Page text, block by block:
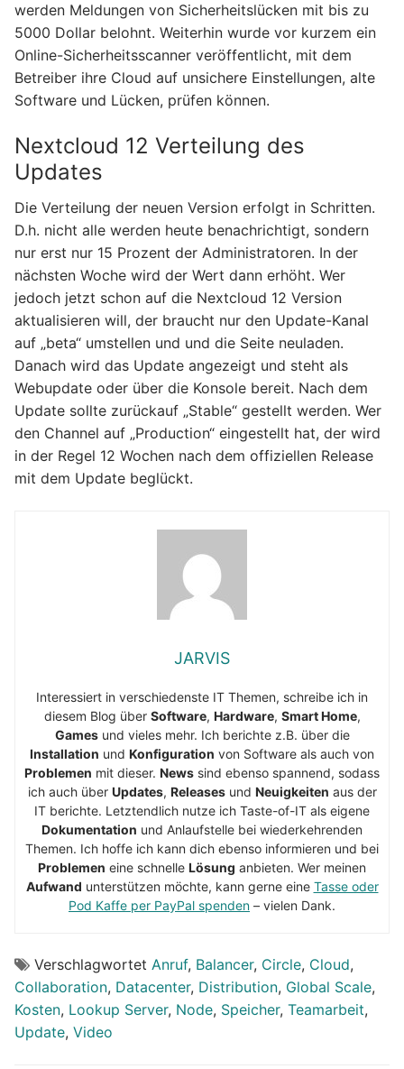
werden Meldungen von Sicherheitslücken mit bis zu
5000 Dollar belohnt. Weiterhin wurde vor kurzem ein
Online-Sicherheitsscanner veröffentlicht, mit dem
Betreiber ihre Cloud auf unsichere Einstellungen, alte
Software und Lücken, prüfen können.
Nextcloud 12 Verteilung des
Updates
Die Verteilung der neuen Version erfolgt in Schritten.
D.h. nicht alle werden heute benachrichtigt, sondern
nur erst nur 15 Prozent der Administratoren. In der
nächsten Woche wird der Wert dann erhöht. Wer
jedoch jetzt schon auf die Nextcloud 12 Version
aktualisieren will, der braucht nur den Update-Kanal
auf „beta“ umstellen und und die Seite neuladen.
Danach wird das Update angezeigt und steht als
Webupdate oder über die Konsole bereit. Nach dem
Update sollte zurückauf „Stable“ gestellt werden. Wer
den Channel auf „Production“ eingestellt hat, der wird
in der Regel 12 Wochen nach dem offiziellen Release
mit dem Update beglückt.
JARVIS
Interessiert in verschiedenste IT Themen, schreibe ich in
diesem Blog über Software, Hardware, Smart Home,
Gamesund vieles mehr. Ich berichte z.B. über die
Installation und Konfiguration von Software als auch von
Problemen mit dieser. News sind ebenso spannend, sodass
ich auch über Updates, Releasesund Neuigkeiten aus der
IT berichte. Letztendlich nutze ich Taste-of-IT als eigene
Dokumentation und Anlaufstelle bei wiederkehrenden
Themen. Ich hoffe ich kann dich ebenso informieren und bei
Problemen eine schnelle Lösung anbieten. Wer meinen
Aufwand unterstützen möchte, kann gerne eine Tasse oder
Pod Kaffe per PayPal spenden – vielen Dank.
Verschlagwortet Anruf, Balancer, Circle, Cloud,
Collaboration, Datacenter, Distribution, Global Scale,
Kosten, Lookup Server, Node, Speicher, Teamarbeit,
Update, Video